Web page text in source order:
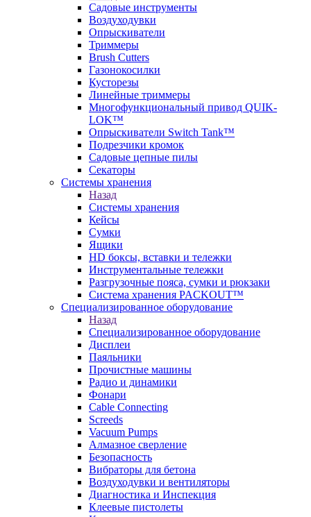
Садовые инструменты
Воздуходувки
Опрыскиватели
Триммеры
Brush Cutters
Газонокосилки
Кусторезы
Линейные триммеры
Многофункциональный привод QUIK-
LOK™
Опрыскиватели Switch Tank™
Подрезчики кромок
Садовые цепные пилы
Секаторы
Системы хранения
Назад
Системы хранения
Кейсы
Сумки
Ящики
HD боксы, вставки и тележки
Инструментальные тележки
Разгрузочные пояса, сумки и рюкзаки
Система хранения PACKOUT™
Специализированное оборудование
Назад
Специализированное оборудование
Дисплеи
Паяльники
Прочистные машины
Радио и динамики
Фонари
Cable Connecting
Screeds
Vacuum Pumps
Алмазное сверление
Безопасность
Вибраторы для бетона
Воздуходувки и вентиляторы
Диагностика и Инспекция
Клеевые пистолеты